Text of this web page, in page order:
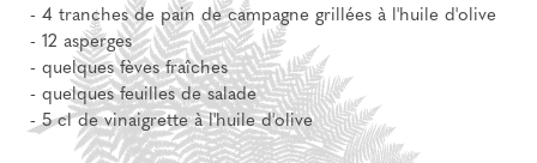
- 4 tranches de pain de campagne grillées à l'huile d'olive
- 12 asperges
- quelques fèves fraîches
- quelques feuilles de salade
- 5 cl de vinaigrette à l'huile d'olive